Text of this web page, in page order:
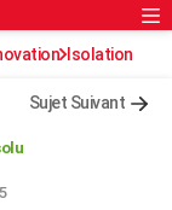
Rechercher
Isolation
Sujet Suivant